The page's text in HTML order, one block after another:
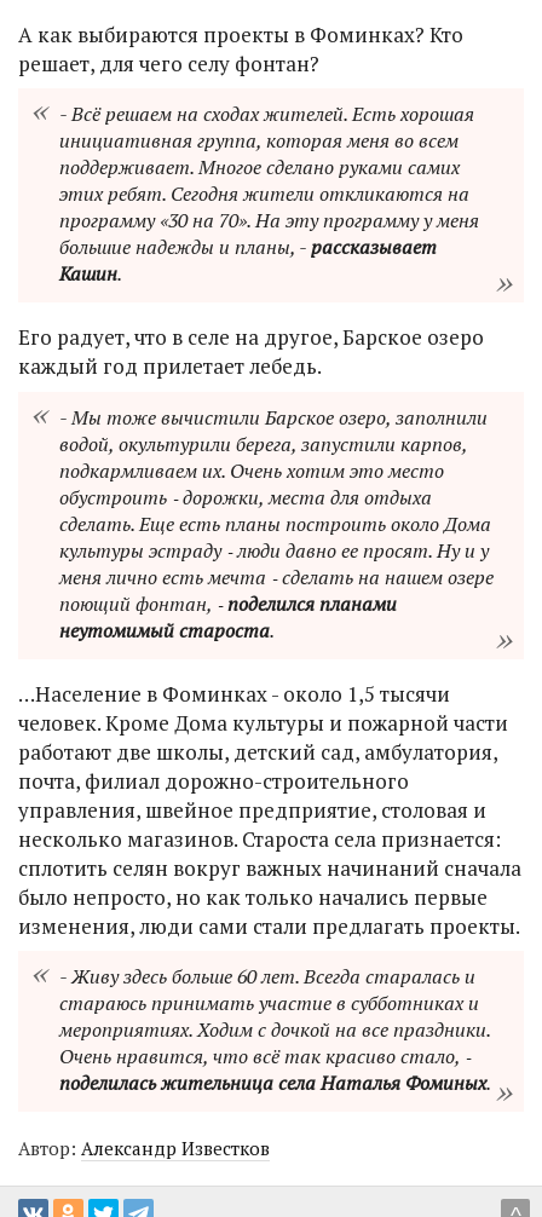
А как выбираются проекты в Фоминках? Кто
решает, для чего селу фонтан?
- Всё решаем на сходах жителей. Есть хорошая
инициативная группа, которая меня во всем
поддерживает. Многое сделано руками самих
этих ребят. Сегодня жители откликаются на
программу «30 на 70». На эту программу у меня
большие надежды и планы, -рассказывает
Кашин.
Его радует, что в селе на другое, Барское озеро
каждый год прилетает лебедь.
- Мы тоже вычистили Барское озеро, заполнили
водой, окультурили берега, запустили карпов,
подкармливаем их. Очень хотим это место
обустроить ‑ дорожки, места для отдыха
сделать. Еще есть планы построить около Дома
культуры эстраду ‑ люди давно ее просят. Ну и у
меня лично есть мечта ‑ сделать на нашем озере
поющий фонтан, ‑поделился планами
неутомимый староста.
…Население в Фоминках - около 1,5 тысячи
человек. Кроме Дома культуры и пожарной части
работают две школы, детский сад, амбулатория,
почта, филиал дорожно-строительного
управления, швейное предприятие, столовая и
несколько магазинов. Староста села признается:
сплотить селян вокруг важных начинаний сначала
было непросто, но как только начались первые
изменения, люди сами стали предлагать проекты.
- Живу здесь больше 60 лет. Всегда старалась и
стараюсь принимать участие в субботниках и
мероприятиях. Ходим с дочкой на все праздники.
Очень нравится, что всё так красиво стало, ‑
поделилась жительница села Наталья Фоминых.
Автор: Александр Известков